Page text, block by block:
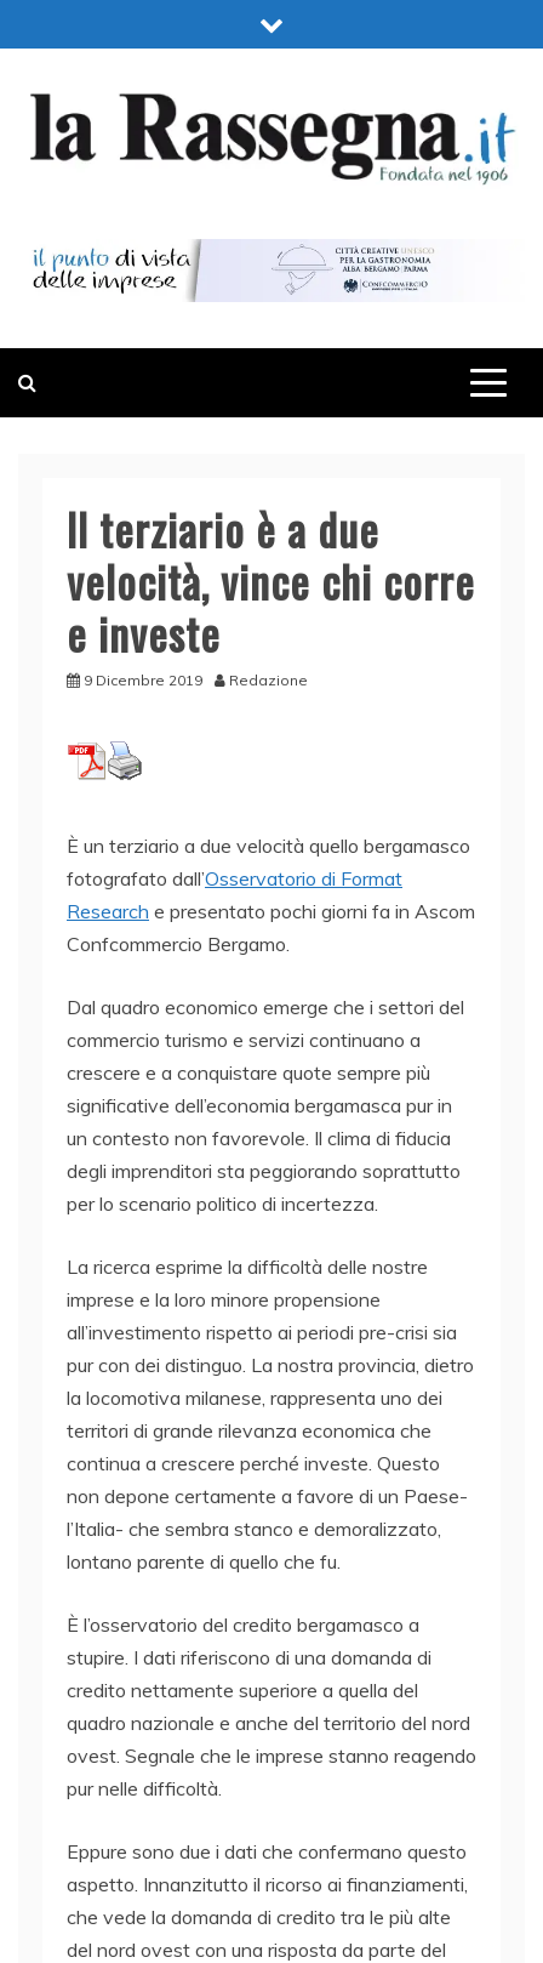
to
Il terziario è a due
velocità, vince chi corre
e investe
9 Dicembre 2019 Redazione
È un terziario a due velocità quello bergamasco
fotografato dall’Osservatorio di Format
Research e presentato pochi giorni fa in Ascom
Confcommercio Bergamo.
Dal quadro economico emerge che i settori del
commercio turismo e servizi continuano a
crescere e a conquistare quote sempre più
significative dell’economia bergamasca pur in
un contesto non favorevole. Il clima di fiducia
degli imprenditori sta peggiorando soprattutto
per lo scenario politico di incertezza.
La ricerca esprime la difficoltà delle nostre
imprese e la loro minore propensione
all’investimento rispetto ai periodi pre-crisi sia
pur con dei distinguo. La nostra provincia, dietro
la locomotiva milanese, rappresenta uno dei
territori di grande rilevanza economica che
continua a crescere perché investe. Questo
non depone certamente a favore di un Paese-
l’Italia- che sembra stanco e demoralizzato,
lontano parente di quello che fu.
È l’osservatorio del credito bergamasco a
stupire. I dati riferiscono di una domanda di
credito nettamente superiore a quella del
quadro nazionale e anche del territorio del nord
ovest. Segnale che le imprese stanno reagendo
pur nelle difficoltà.
Eppure sono due i dati che confermano questo
aspetto. Innanzitutto il ricorso ai finanziamenti,
che vede la domanda di credito tra le più alte
del nord ovest con una risposta da parte del